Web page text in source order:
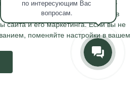
по интересующим Вас
вопросам.
даты и время сессии, IP-
метрических программ в
сайта и его маркетинга. Если вы не
поменяйте настройки в вашем
в Сочи, квартиры в Сочи
3/4 (4 этаж), тел. +7 (862) 296-06-07